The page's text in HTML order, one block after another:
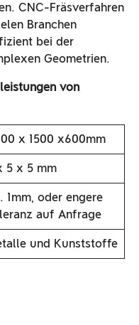
CNC-Fräsverfahren
Branchen
bei der
Geometrien.
von
x 1500 x600mm
5 x 5 mm
1mm, oder engere
auf Anfrage
und Kunststoffe